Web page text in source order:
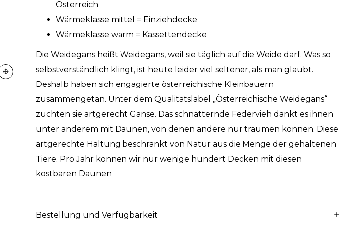
Österreich
Wärmeklasse mittel = Einziehdecke
Wärmeklasse warm = Kassettendecke
Die Weidegans heißt Weidegans, weil sie täglich auf die Weide darf. Was so
selbstverständlich klingt, ist heute leider viel seltener, als man glaubt.
Deshalb haben sich engagierte österreichische Kleinbauern
zusammengetan. Unter dem Qualitätslabel „Österreichische Weidegans“
züchten sie artgerecht Gänse. Das schnatternde Federvieh dankt es ihnen
unter anderem mit Daunen, von denen andere nur träumen können. Diese
artgerechte Haltung beschränkt von Natur aus die Menge der gehaltenen
Tiere. Pro Jahr können wir nur wenige hundert Decken mit diesen
kostbaren Daunen
Bestellung und Verfügbarkeit